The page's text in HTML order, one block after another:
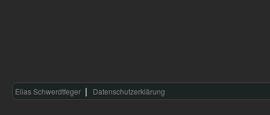
Elias Schwerdtfeger Datenschutzerklärung